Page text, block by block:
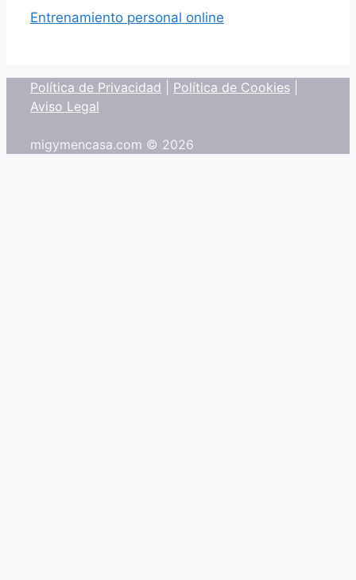
Entrenamiento personal online
Política de Privacidad Política de Cookies
Aviso Legal
migymencasa.com © 2026